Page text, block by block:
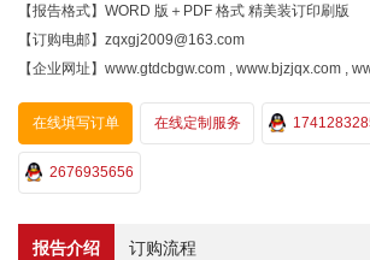
【报告格式】WORD 版＋PDF 格式 精美装订印刷版
【订购电邮】zqxgj2009@163.com
【企业网址】www.gtdcbgw.com , www.bjzjqx.com ,
在线填写订单 在线定制服务
2676935656
报告介绍 订购流程